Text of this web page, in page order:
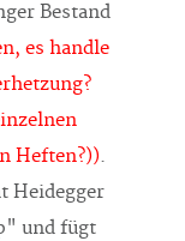
Bestand
es handle
Heften?)).
Heidegger
und fügt